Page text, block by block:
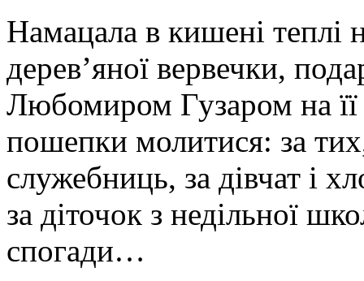
Намацала в кишені
дерев’яної вервечки,
Любомиром Гузаром на її
пошепки молитися: за
служебниць, за дівчат і
за діточок з недільної
спогади…